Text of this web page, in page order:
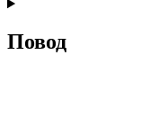
Повод